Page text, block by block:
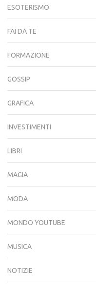
ESOTERISMO
FAI DA TE
FORMAZIONE
GOSSIP
GRAFICA
INVESTIMENTI
LIBRI
MAGIA
MODA
MONDO YOUTUBE
MUSICA
NOTIZIE